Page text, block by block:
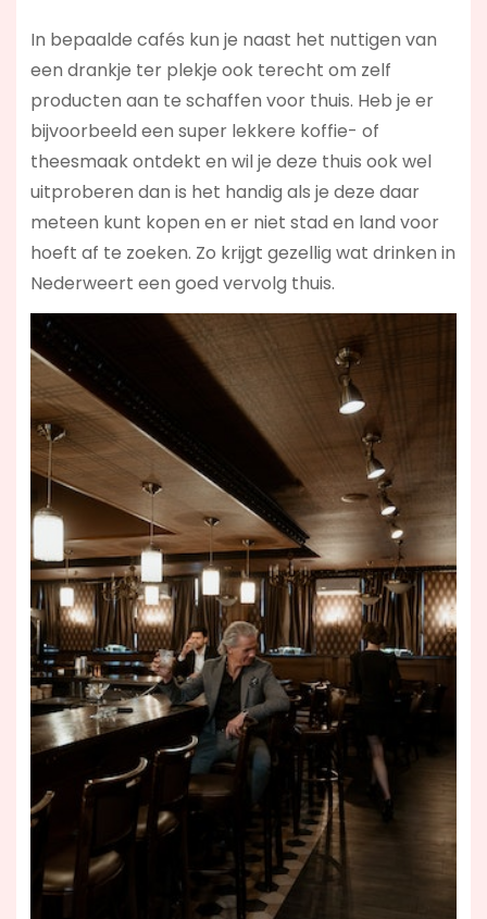
In bepaalde cafés kun je naast het nuttigen van
een drankje ter plekje ook terecht om zelf
producten aan te schaffen voor thuis. Heb je er
bijvoorbeeld een super lekkere koffie- of
theesmaak ontdekt en wil je deze thuis ook wel
uitproberen dan is het handig als je deze daar
meteen kunt kopen en er niet stad en land voor
hoeft af te zoeken. Zo krijgt gezellig wat drinken in
Nederweert een goed vervolg thuis.